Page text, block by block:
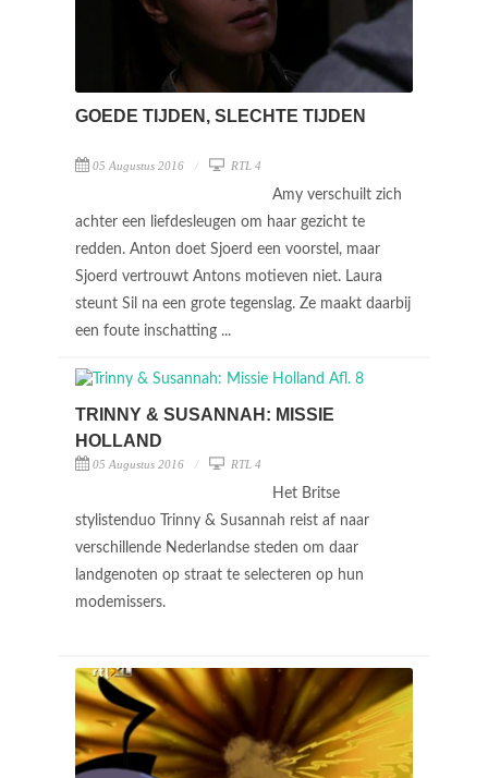
GOEDE TIJDEN, SLECHTE TIJDEN
05 Augustus 2016 RTL 4
Amy verschuilt zich
achter een liefdesleugen om haar gezicht te
redden. Anton doet Sjoerd een voorstel, maar
Sjoerd vertrouwt Antons motieven niet. Laura
steunt Sil na een grote tegenslag. Ze maakt daarbij
een foute inschatting ...
TRINNY & SUSANNAH: MISSIE
HOLLAND
05 Augustus 2016 RTL 4
Het Britse
stylistenduo Trinny & Susannah reist af naar
verschillende Nederlandse steden om daar
landgenoten op straat te selecteren op hun
modemissers.